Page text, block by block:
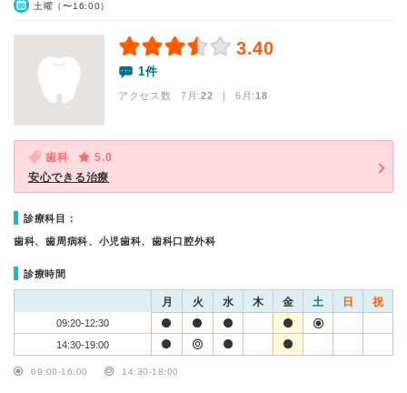
土曜（〜16:00）
3.40
1件
アクセス数 7月:22 | 6月:18
歯科
5.0
安心できる治療
診療科目：
歯科、歯周病科、小児歯科、歯科口腔外科
診療時間
月 火 水 木 金 土 日 祝
09:20-12:30
14:30-19:00
09:00-16:00 14:30-18:00